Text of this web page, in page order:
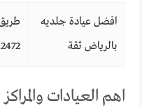
افضل عيادة جلديه
بالرياض ثقة
12472، المملكة العربية
اهم العيادات